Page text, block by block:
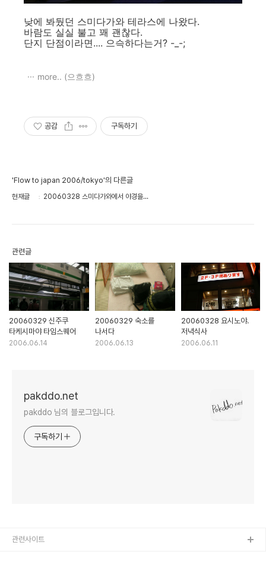
낮에 봐뒀던 스미다가와 테라스에 나왔다.
바람도 실실 불고 꽤 괜찮다.
단지 단점이라면.... 으슥하다는거? -_-;
more.. (으흐흐)
공감 구독하기
'Flow to japan 2006/tokyo'의 다른글
현재글 20060328 스미다가와에서 야경을...
관련글
20060329 신주쿠
타케시마야 타임스퀘어
2006.06.14
20060329 숙소를
나서다
2006.06.13
20060328 요시노야.
저녁식사
2006.06.11
pakddo.net
pakddo 님의 블로그입니다.
구독하기
관련사이트